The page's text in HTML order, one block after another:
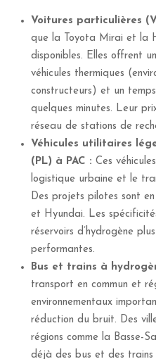
Voitures particulières
que la Toyota Mirai et la
disponibles. Elles offrent
véhicules thermiques
constructeurs) et un
quelques minutes. Leur
réseau de stations de
Véhicules utilitaires
(PL) à PAC : Ces
logistique urbaine et le
Des projets pilotes sont
et Hyundai. Les
réservoirs d’hydrogène
performantes.
Bus et trains à
transport en commun et
environnementaux
réduction du bruit. Des
régions comme la Basse-
déjà des bus et des trains